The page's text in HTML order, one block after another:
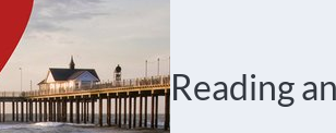
Reading